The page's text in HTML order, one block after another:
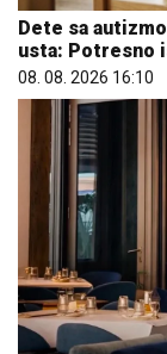
Dete sa
usta: Potresno
08. 08. 2026 16:10